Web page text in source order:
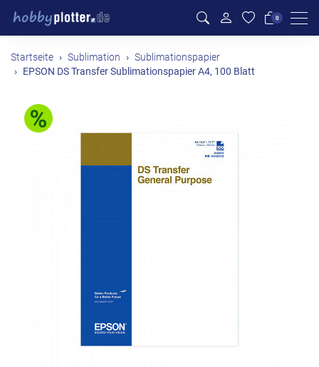
0
Startseite Sublimation Sublimationspapier
EPSON DS Transfer Sublimationspapier A4, 100 Blatt